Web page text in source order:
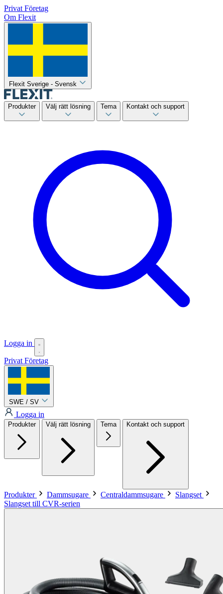
Privat Företag
Om Flexit
Flexit Sverige - Svensk
Produkter Välj rätt lösning Tema Kontakt och support
Logga in
Privat Företag
SWE / SV
Logga in
Produkter Välj rätt lösning Tema Kontakt och support
Produkter Dammsugare Centraldammsugare
Slangset
Slangset till CVR-serien